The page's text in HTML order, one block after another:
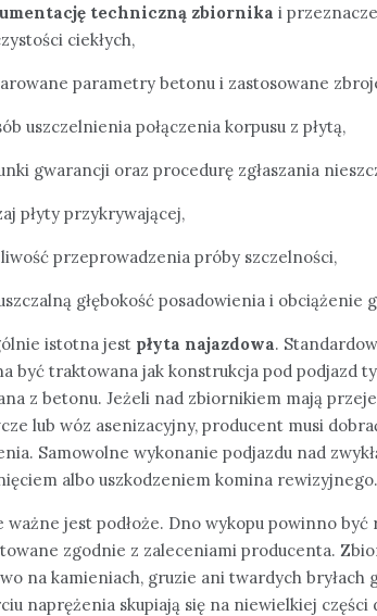
techniczną zbiornika i
ciekłych,
parametry betonu i zastosowane
uszczelnienia połączenia korpusu z płytą,
gwarancji oraz procedurę zgłaszania
płyty przykrywającej,
przeprowadzenia próby szczelności,
głębokość posadowienia i obciążenie
istotna jest płyta najazdowa.
być traktowana jak konstrukcja pod podjazd
z betonu. Jeżeli nad zbiornikiem mają
lub wóz asenizacyjny, producent musi
Samowolne wykonanie podjazdu nad
albo uszkodzeniem komina rewizyjnego.
ważne jest podłoże. Dno wykopu powinno
zgodnie z zaleceniami producenta.
na kamieniach, gruzie ani twardych bryłach
naprężenia skupiają się na niewielkiej części